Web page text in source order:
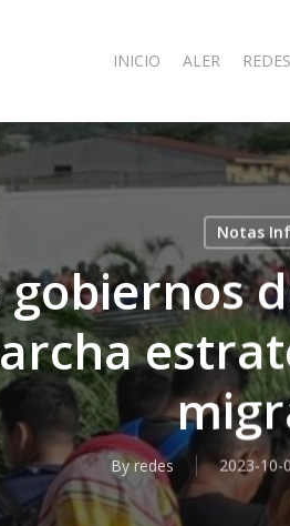
INICIO ALER
Notas
By redes 2023-10-